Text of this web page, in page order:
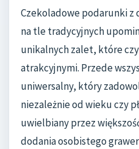
Czekoladowe podarunki z
na tle tradycyjnych
unikalnych zalet, które
atrakcyjnymi. Przede
uniwersalny, który
niezależnie od wieku czy
uwielbiany przez
dodania osobistego